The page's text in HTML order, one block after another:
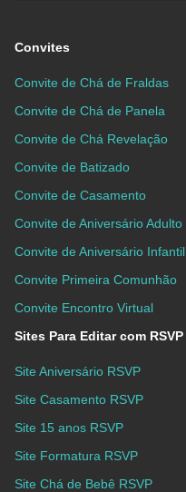
Convites
Convite de Chá de Fraldas
Convite de Chá de Panela
Convite de Chá Revelação
Convite de Batizado
Convite de Casamento
Convite de Aniversário Adulto
Convite de Aniversário Infantil
Convite Primeira Comunhão
Convite Encontro Virtual
Sites Para Editar com RSVP
Site Aniversário RSVP
Site Casamento RSVP
Site 15 anos RSVP
Site Formatura RSVP
Site Chá de Bebê RSVP